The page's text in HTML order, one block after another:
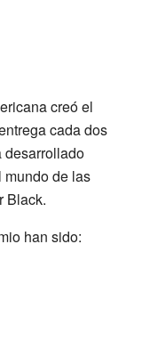
creó el
cada dos
desarrollado
mundo de las
Black.
han sido: